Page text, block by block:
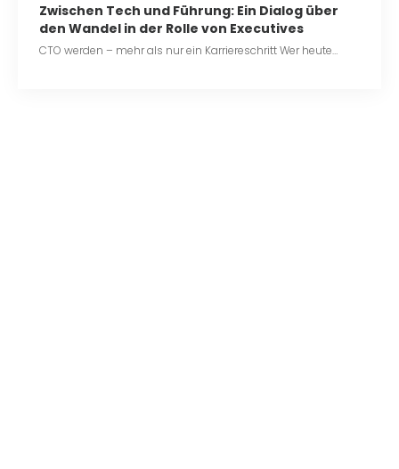
Zwischen Tech und Führung: Ein Dialog über
den Wandel in der Rolle von Executives
CTO werden – mehr als nur ein Karriereschritt Wer heute…